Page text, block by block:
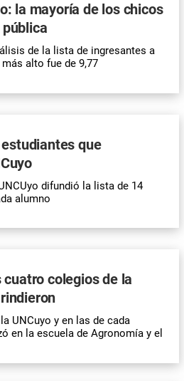
la mayoría de los chicos
de la lista de ingresantes a
alto fue de 9,77
que
difundió la lista de 14
alumno
colegios de la
UNCuyo y en las de cada
en la escuela de Agronomía y el